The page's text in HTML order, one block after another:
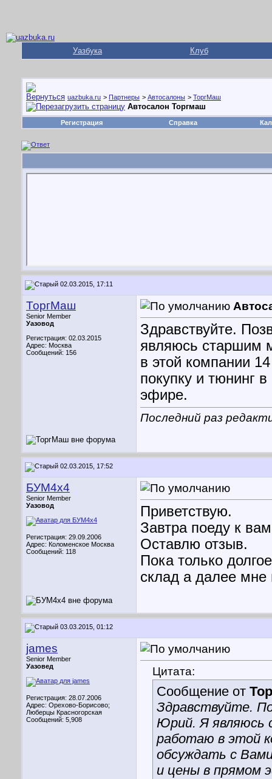
Уазбука Клуб
uazbuka.ru > Партнеры > Автосалоны > ТоргМаш
Автосалон Торгмаш
Регистрация Справка
02.03.2015, 17:11
ТоргМаш
Senior Member
Уазовод
Регистрация: 02.03.2015
Адрес: Москва
Сообщений: 156
Здравствуйте.
являюсь старшим
в этой компании
покупку и тюнинг
эфире.
Последний раз
02.03.2015, 17:52
БУМ4х4
Senior Member
Уазовод
Регистрация: 29.09.2006
Адрес: Коломенское Москва
Сообщений: 118
Приветствую.
Завтра поеду к
Оставлю отзыв.
Пока только
склад а далее мне
03.03.2015, 01:12
james
Senior Member
Уазовед
Регистрация: 28.07.2006
Адрес: Орехово-Борисово;
Люберцы Красногорская
Сообщений: 5,908
Цитата:
Сообщение от
Здравствуйте.
Юрий. Я являюсь
работаю в этой
обсуждать с
и цены в прямом